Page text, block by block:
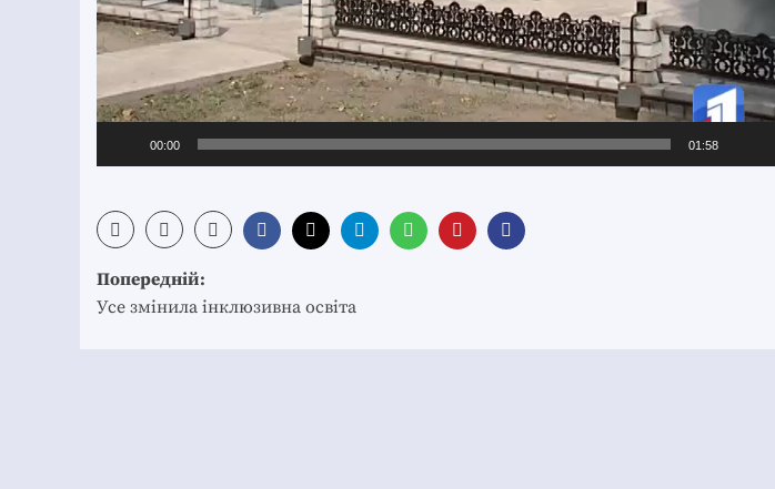
00:00 01:58
Post
navigation
Попередній:
Усе змінила інклюзивна освіта